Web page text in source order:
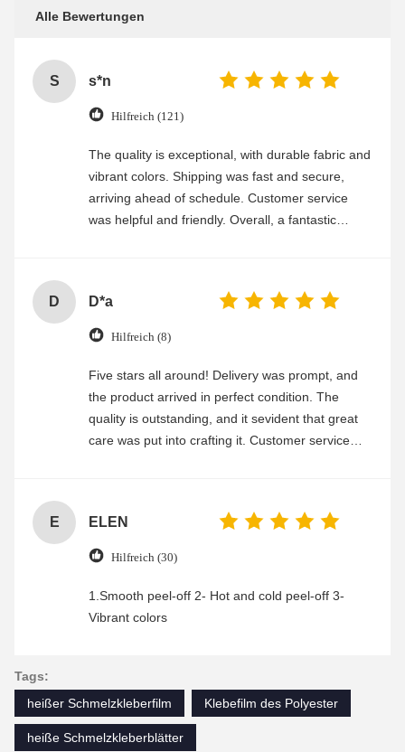
Alle Bewertungen
S s*n
Hilfreich (121)
The quality is exceptional, with durable fabric and
vibrant colors. Shipping was fast and secure,
arriving ahead of schedule. Customer service
was helpful and friendly. Overall, a fantastic
D D*a
Hilfreich (8)
Five stars all around! Delivery was prompt, and
the product arrived in perfect condition. The
quality is outstanding, and it sevident that great
care was put into crafting it. Customer service
E ELEN
Hilfreich (30)
1.Smooth peel-off 2- Hot and cold peel-off 3-
Vibrant colors
Tags:
heißer Schmelzkleberfilm
Klebefilm des Polyester
heiße Schmelzkleberblätter